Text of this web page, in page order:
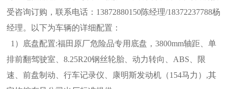
受咨询订购，联系电话：13872880150陈经理/18372237788杨
经理。以下为车辆的详细配置：
1）底盘配置:福田原厂危险品专用底盘，3800mm轴距、单
排前翻驾驶室、8.25R20钢丝轮胎、动力转向、ABS、限
速、前盘制动、行车记录仪、康明斯发动机（154马力）,其